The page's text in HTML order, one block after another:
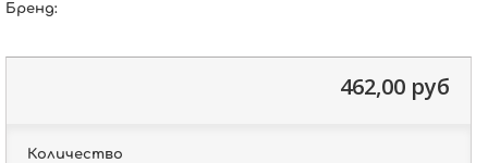
Бренд:
462,00 руб
Количество